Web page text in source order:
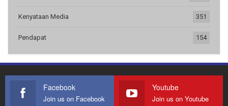
Kenyataan Media 351
Pendapat 154
Facebook
Join us on Facebook
Youtube
Join us on Youtube